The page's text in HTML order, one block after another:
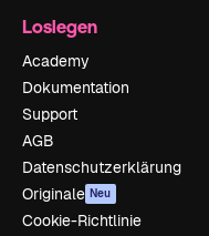
Loslegen
Academy
Dokumentation
Support
AGB
Datenschutzerklärung
Originale Neu
Cookie-Richtlinie